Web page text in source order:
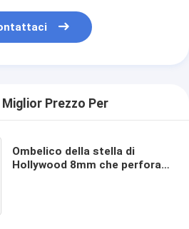
Prezzo Per
Ombelico della stella di
Hollywood 8mm che perfora